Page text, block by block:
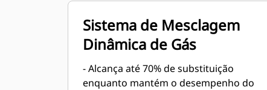
Sistema de Mesclagem
Dinâmica de Gás
- Alcança até 70% de substituição
enquanto mantém o desempenho do